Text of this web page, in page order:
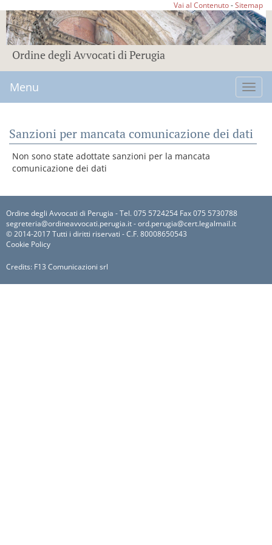
Vai al Contenuto-Sitemap
Ordine degli Avvocati di Perugia
Menu
Sanzioni per mancata comunicazione dei dati
Non sono state adottate sanzioni per la mancata
comunicazione dei dati
Ordine degli Avvocati di Perugia - Tel. 075 5724254 Fax 075 5730788
segreteria@ordineavvocati.perugia.it - ord.perugia@cert.legalmail.it
© 2014-2017 Tutti i diritti riservati - C.F. 80008650543
Cookie Policy
Credits: F13 Comunicazioni srl